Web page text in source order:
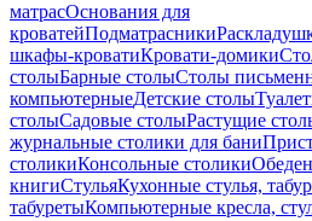
матрасОснования для
кроватейПодматрасники
шкафы-кроватиКровати-домики
столыБарные столыСтолы
компьютерныеДетские столы
столыСадовые столыРастущие
журнальные столики для бани
столикиКонсольные столики
книгиСтульяКухонные стулья,
табуретыКомпьютерные кресла,